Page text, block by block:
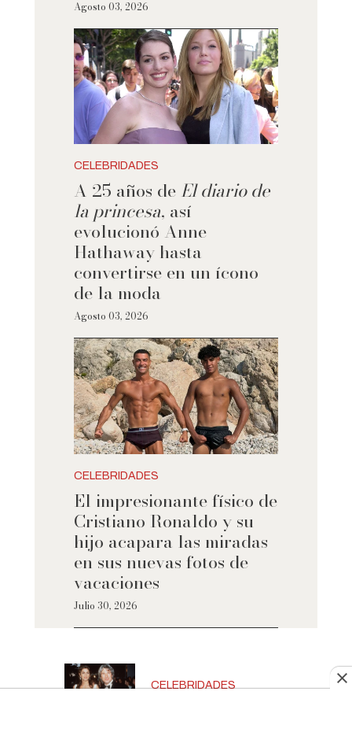
Agosto 03, 2026
CELEBRIDADES
A 25 años de El diario de
la princesa, así
evolucionó Anne
Hathaway hasta
convertirse en un ícono
de la moda
Agosto 03, 2026
CELEBRIDADES
El impresionante físico de
Cristiano Ronaldo y su
hijo acapara las miradas
en sus nuevas fotos de
vacaciones
Julio 30, 2026
CELEBRIDADES